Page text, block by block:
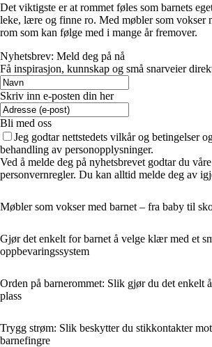
Det viktigste er at rommet føles som barnets
leke, lære og finne ro. Med møbler som vokser
rom som kan følge med i mange år fremover.
Nyhetsbrev: Meld deg på nå
Få inspirasjon, kunnskap og små snarveier
Skriv inn e-posten din her
Bli med oss
Jeg godtar nettstedets vilkår og betingelser
behandling av personopplysninger.
Ved å melde deg på nyhetsbrevet godtar du
personvernregler. Du kan alltid melde deg av
Møbler som vokser med barnet – fra baby til
Gjør det enkelt for barnet å velge klær med et
oppbevaringssystem
Orden på barnerommet: Slik gjør du det enkelt
plass
Trygg strøm: Slik beskytter du stikkontakter
barnefingre